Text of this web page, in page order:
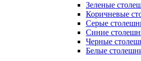
Зеленые
Коричневые
Серые
Синие
Черные
Белые